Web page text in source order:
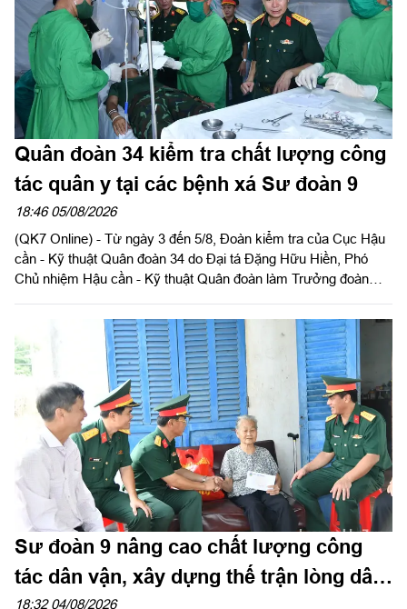
Quân đoàn 34 kiểm tra chất lượng công
tác quân y tại các bệnh xá Sư đoàn 9
18:46 05/08/2026
(QK7 Online) - Từ ngày 3 đến 5/8, Đoàn kiểm tra của Cục Hậu
cần - Kỹ thuật Quân đoàn 34 do Đại tá Đặng Hữu Hiền, Phó
Chủ nhiệm Hậu cần - Kỹ thuật Quân đoàn làm Trưởng đoàn
thuộc Sư đoàn 9. Đây là hoạt động nhằm đánh giá chất lượng
thực hiện nhiệm vụ, đồng thời chuẩn bị cho đợt kiểm tra toàn
diện của Cục Quân y năm 2026.
Sư đoàn 9 nâng cao chất lượng công
tác dân vận, xây dựng thế trận lòng dân
18:32 04/08/2026